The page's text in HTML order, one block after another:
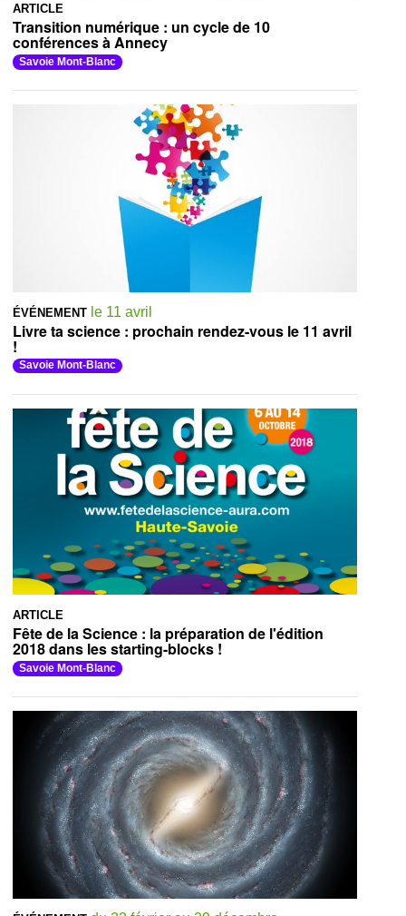
ARTICLE
Transition numérique : un cycle de 10
conférences à Annecy
Savoie Mont-Blanc
ÉVÉNEMENT le 11 avril
Livre ta science : prochain rendez-vous le 11 avril
!
Savoie Mont-Blanc
ARTICLE
Fête de la Science : la préparation de l'édition
2018 dans les starting-blocks !
Savoie Mont-Blanc